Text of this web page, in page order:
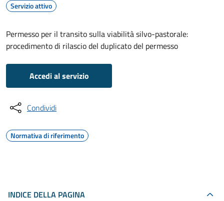
Servizio attivo
Permesso per il transito sulla viabilità silvo-pastorale:
procedimento di rilascio del duplicato del permesso
Accedi al servizio
Condividi
Normativa di riferimento
INDICE DELLA PAGINA